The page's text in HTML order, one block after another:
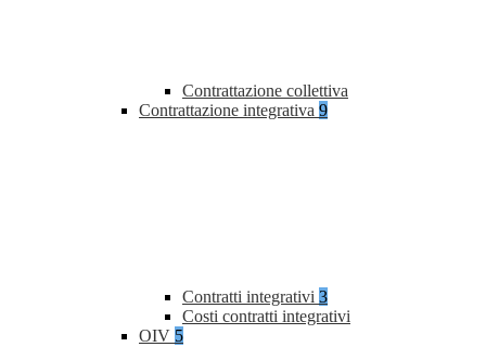
Contrattazione collettiva
Contrattazione integrativa 9
Contratti integrativi 3
Costi contratti integrativi
OIV 5